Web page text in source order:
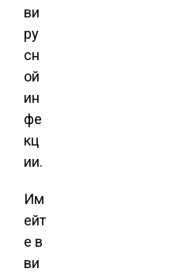
ви
ру
сн
ой
ин
фе
кц
ии.
Им
ейт
е в
ви